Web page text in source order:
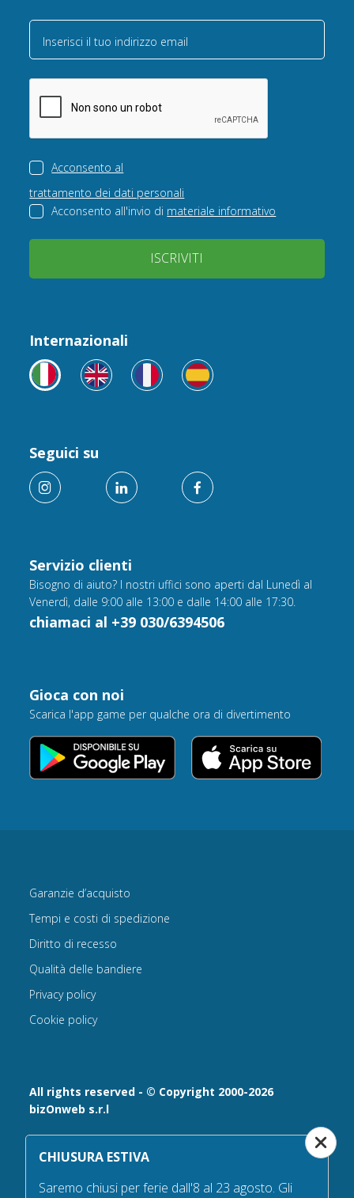
Inserisci il tuo indirizzo email
Acconsento al
trattamento dei dati personali
Acconsento all'invio di materiale informativo
ISCRIVITI
Servizio clienti
Bisogno di aiuto? I nostri uffici sono aperti dal Lunedì al
Venerdì, dalle 9:00 alle 13:00 e dalle 14:00 alle 17:30.
chiamaci al +39 030/6394506
Internazionali
Seguici su
Gioca con noi
Scarica l'app game per qualche ora di divertimento
All rights reserved - © Copyright 2000-2026
bizOnweb s.r.l
Via Fratelli Bandiera 18, 25122 - Brescia, Italia
P.IVA 02232630984 - Iscrizione presso la Camera di
n° REA 432569 Capitale sociale versato Euro 25.000,00.
Garanzie d’acquisto
Tempi e costi di spedizione
Diritto di recesso
Qualità delle bandiere
Privacy policy
Cookie policy
CHIUSURA ESTIVA
Saremo chiusi per ferie dall'8 al 23 agosto. Gli